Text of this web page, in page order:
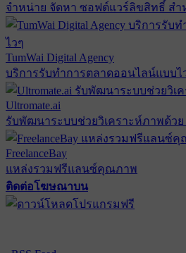
จำหน่าย จัดหา ซอฟต์แวร์ลิขสิทธิ์ สำ
TumWai Digital Agency
บริการรับทำการตลาดออนไลน์แบบไ
Ultromate.ai
รับพัฒนาระบบช่วยวิเคราะห์ภาพด้วย
FreelanceBay
แหล่งรวมฟรีแลนซ์คุณภาพ
ติดต่อโฆษณาบน